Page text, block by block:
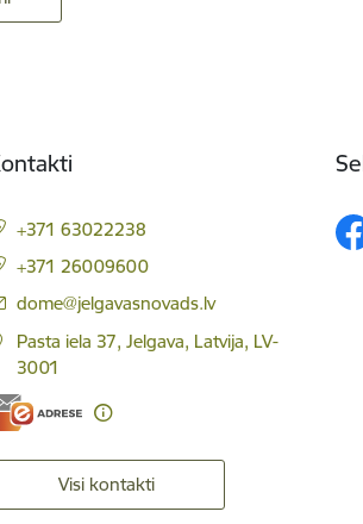
+371 63022238
+371 26009600
E-pasts:
dome@jelgavasnovads.lv
Pasta iela 37, Jelgava, Latvija, LV-
3001
Visi kontakti